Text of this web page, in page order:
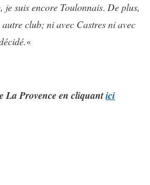
je suis encore Toulonnais. De plus,
club; ni avec Castres ni avec
«
La Provence en cliquantici